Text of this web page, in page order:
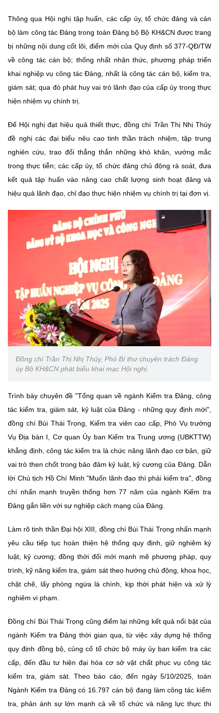
Thông qua Hội nghị tập huấn, các cấp ủy, tổ chức đảng và cán
bộ làm công tác Đảng trong toàn Đảng bộ Bộ KH&CN được trang
bị những nội dung cốt lõi, điểm mới của Quy định số 377-QĐ/TW
về công tác cán bộ; thống nhất nhận thức, phương pháp triển
khai nghiệp vụ công tác Đảng, nhất là công tác cán bộ, kiểm tra,
giám sát; qua đó phát huy vai trò lãnh đạo của cấp ủy trong thực
hiện nhiệm vụ chính trị.
Để Hội nghị đạt hiệu quả thiết thực, đồng chí Trần Thị Nhị Thủy
đề nghị các đại biểu nêu cao tinh thần trách nhiệm, tập trung
nghiên cứu, trao đổi thẳng thắn những khó khăn, vướng mắc
trong thực tiễn; các cấp ủy, tổ chức đảng chủ động rà soát, đưa
kết quả tập huấn vào nâng cao chất lượng sinh hoạt đảng và
hiệu quả lãnh đạo, chỉ đạo thực hiện nhiệm vụ chính trị tại đơn vị.
Đồng chí Trần Thị Nhị Thủy, Phó Bí thư chuyên trách Đảng
ủy Bộ KH&CN phát biểu khai mạc Hội nghị.
Trình bày chuyên đề "Tổng quan về ngành Kiểm tra Đảng, công
tác kiểm tra, giám sát, kỷ luật của Đảng - những quy định mới",
đồng chí Bùi Thái Trọng, Kiểm tra viên cao cấp, Phó Vụ trưởng
Vụ Địa bàn I, Cơ quan Ủy ban Kiểm tra Trung ương (UBKTTW)
khẳng định, công tác kiểm tra là chức năng lãnh đạo cơ bản, giữ
vai trò then chốt trong bảo đảm kỷ luật, kỷ cương của Đảng. Dẫn
lời Chủ tịch Hồ Chí Minh "Muốn lãnh đạo thì phải kiểm tra", đồng
chí nhấn mạnh truyền thống hơn 77 năm của ngành Kiểm tra
Đảng gắn liền với sự nghiệp cách mạng của Đảng.
Làm rõ tinh thần Đại hội XIII, đồng chí Bùi Thái Trọng nhấn mạnh
yêu cầu tiếp tục hoàn thiện hệ thống quy định, giữ nghiêm kỷ
luật, kỷ cương; đồng thời đổi mới mạnh mẽ phương pháp, quy
trình, kỹ năng kiểm tra, giám sát theo hướng chủ động, khoa học,
chặt chẽ, lấy phòng ngừa là chính, kịp thời phát hiện và xử lý
nghiêm vi phạm.
Đồng chí Bùi Thái Trọng cũng điểm lại những kết quả nổi bật của
ngành Kiểm tra Đảng thời gian qua, từ việc xây dựng hệ thống
quy định đồng bộ, củng cố tổ chức bộ máy ủy ban kiểm tra các
cấp, đến đầu tư hiện đại hóa cơ sở vật chất phục vụ công tác
kiểm tra, giám sát. Theo báo cáo, đến ngày 5/10/2025, toàn
Ngành Kiểm tra Đảng có 16.797 cán bộ đang làm công tác kiểm
tra, phản ánh sự lớn mạnh cả về tổ chức và năng lực thực thi